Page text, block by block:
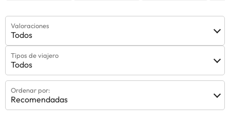
Valoraciones
Todos
Tipos de viajero
Todos
Ordenar por:
Recomendadas